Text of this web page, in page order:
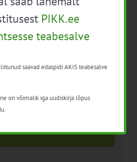
Taimekaitse aluskoolitus
professionaalsele
kasutajale (22 tundi)
PIKK.ee
teabesalve
saavad edaspidi AKIS teabesalve
on võimalik iga uudiskirja lõpus